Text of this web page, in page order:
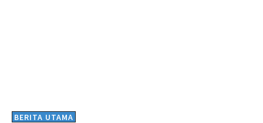
BERITA UTAMA